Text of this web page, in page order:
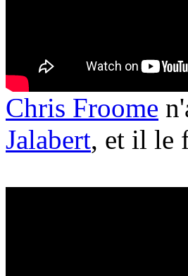
Chris Froome
Jalabert, et il le